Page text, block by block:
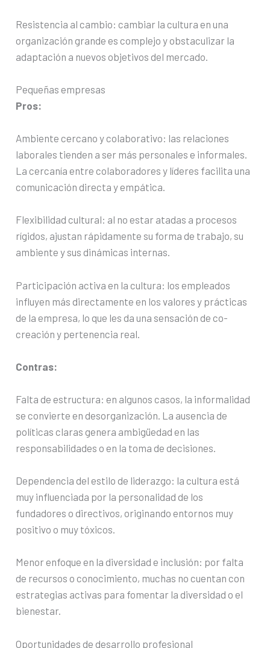
Resistencia al cambio: cambiar la cultura en una
organización grande es complejo y obstaculizar la
adaptación a nuevos objetivos del mercado.
Pequeñas empresas
Pros:
Ambiente cercano y colaborativo: las relaciones
laborales tienden a ser más personales e informales.
La cercanía entre colaboradores y líderes facilita una
comunicación directa y empática.
Flexibilidad cultural: al no estar atadas a procesos
rígidos, ajustan rápidamente su forma de trabajo, su
ambiente y sus dinámicas internas.
Participación activa en la cultura: los empleados
influyen más directamente en los valores y prácticas
de la empresa, lo que les da una sensación de co-
creación y pertenencia real.
Contras:
Falta de estructura: en algunos casos, la informalidad
se convierte en desorganización. La ausencia de
políticas claras genera ambigüedad en las
responsabilidades o en la toma de decisiones.
Dependencia del estilo de liderazgo: la cultura está
muy influenciada por la personalidad de los
fundadores o directivos, originando entornos muy
positivo o muy tóxicos.
Menor enfoque en la diversidad e inclusión: por falta
de recursos o conocimiento, muchas no cuentan con
estrategias activas para fomentar la diversidad o el
bienestar.
Oportunidades de desarrollo profesional